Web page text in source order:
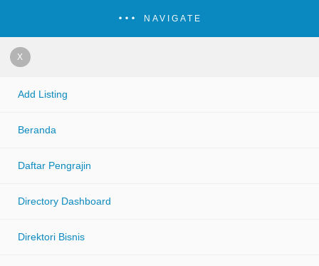
NAVIGATE
X
Add Listing
Beranda
Daftar Pengrajin
Directory Dashboard
Direktori Bisnis